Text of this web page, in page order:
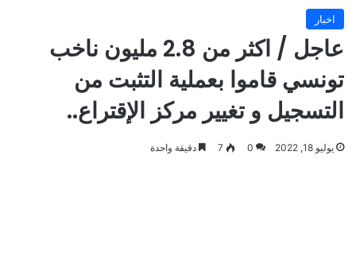
اخبار
عاجل / اكثر من 2.8 مليون ناخب
تونسي قاموا بعملية التثبت من
التسجيل و تغيير مركز الإقتراع..
يوليو 18, 2022 0
7 دقيقة واحدة